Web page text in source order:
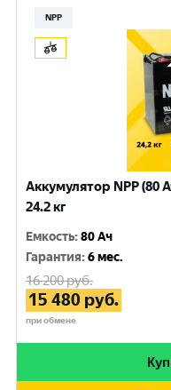
NPP
Аккумулятор NPP (80
24.2 кг
Емкость:80 Ач
Гарантия:6 мес.
16 200руб.
15 480 руб.
при обмене